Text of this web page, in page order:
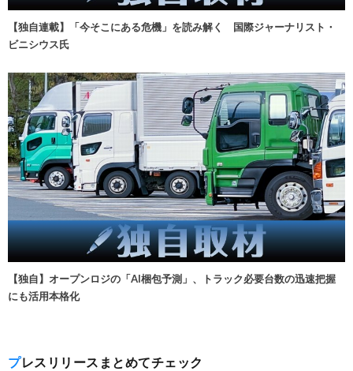
【独自連載】「今そこにある危機」を読み解く 国際ジャーナリスト・
ビニシウス氏
【独自】オープンロジの「AI梱包予測」、トラック必要台数の迅速把握
にも活用本格化
プレスリリースまとめてチェック